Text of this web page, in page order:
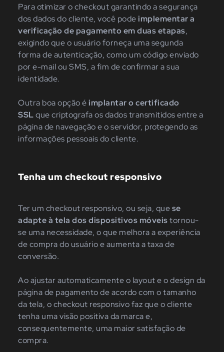
Para otimizar o checkout garantindo a segurança
dos dados do cliente, você podeimplementar a
verificação de pagamento em duas etapas,
exigindo que o usuário forneça uma segunda
forma de autenticação, como um código enviado
por e-mail ou SMS, a fim de confirmar a sua
identidade.
Outra boa opção éimplantar o certificado
SSLque criptografa os dados transmitidos entre a
página de navegação e o servidor, protegendo as
informações pessoais do cliente.
Tenha um checkout responsivo
Ter um checkout responsivo, ou seja, quese
adapte à tela dos dispositivos móveistornou-
se uma necessidade, o que melhora a experiência
de compra do usuário e aumenta a taxa de
conversão.
Ao ajustar automaticamente o layout e o design da
página de pagamento de acordo com o tamanho
da tela, o checkout responsivo faz que o cliente
tenha uma visão positiva da marca e,
consequentemente, uma maior satisfação de
compra.